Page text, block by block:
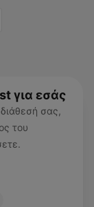
για εσάς
σας,
του